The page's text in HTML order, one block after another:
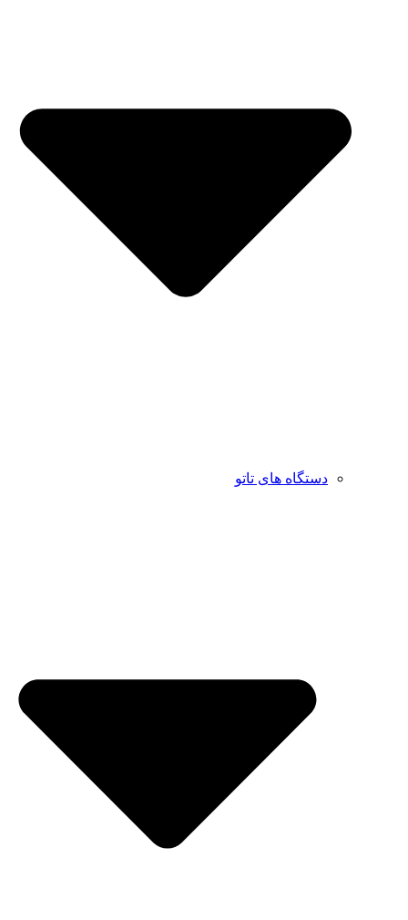
دستگاه های تاتو